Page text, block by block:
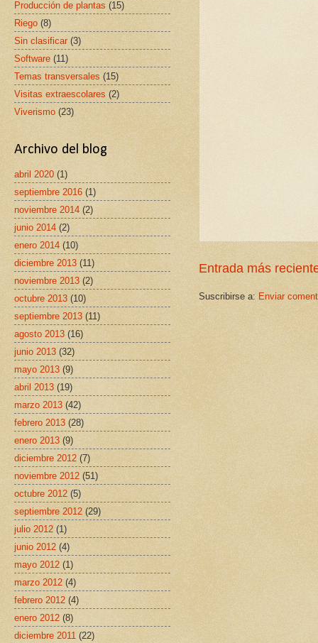
Entrada más
Suscribirse a: Enviar
Producción de plantas (15)
Riego (8)
Sin clasificar (3)
Software (11)
Temas transversales (15)
Visitas extraescolares (2)
Viverismo (23)
Archivo del blog
abril 2020 (1)
septiembre 2016 (1)
noviembre 2014 (2)
junio 2014 (2)
enero 2014 (10)
diciembre 2013 (11)
noviembre 2013 (2)
octubre 2013 (10)
septiembre 2013 (11)
agosto 2013 (16)
junio 2013 (32)
mayo 2013 (9)
abril 2013 (19)
marzo 2013 (42)
febrero 2013 (28)
enero 2013 (9)
diciembre 2012 (7)
noviembre 2012 (51)
octubre 2012 (5)
septiembre 2012 (29)
julio 2012 (1)
junio 2012 (4)
mayo 2012 (1)
marzo 2012 (4)
febrero 2012 (4)
enero 2012 (8)
diciembre 2011 (22)